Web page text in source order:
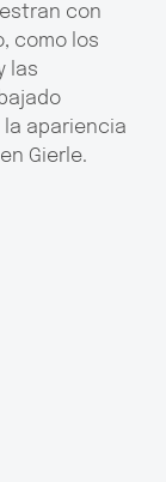
con
como los
las
apariencia
Gierle.